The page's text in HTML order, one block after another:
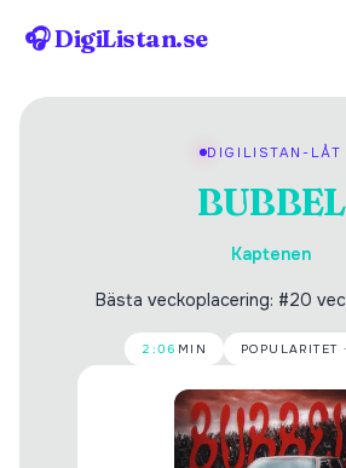
🎧 DigiListan.se
DIGILISTAN-LÅT
BUBBEL
Kaptenen
Bästa veckoplacering: #20
2:06 MIN POPULARITET